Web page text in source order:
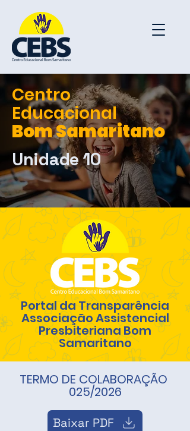
Centro
Educacional
Bom Samaritano
Unidade 10
Portal da Transparência
Associação Assistencial
Presbiteriana Bom
Samaritano
TERMO DE COLABORAÇÃO
025/2026
Baixar PDF